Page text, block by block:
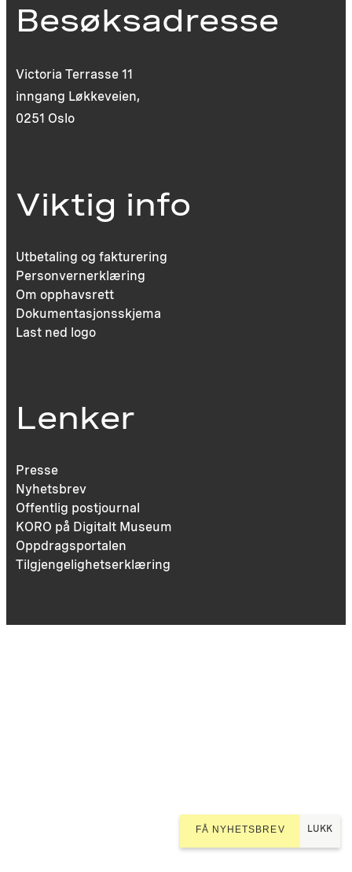
Besøksadresse
Victoria Terrasse 11
inngang Løkkeveien,
0251 Oslo
Viktig info
Utbetaling og fakturering
Personvernerklæring
Om opphavsrett
Dokumentasjonsskjema
Last ned logo
Lenker
Presse
Nyhetsbrev
Offentlig postjournal
KORO på Digitalt Museum
Oppdragsportalen
Tilgjengelighetserklæring
FÅ NYHETSBREV LUKK